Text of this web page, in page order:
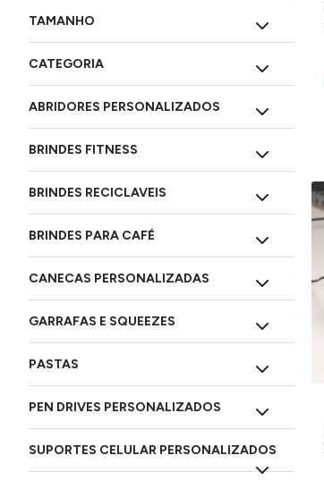
TAMANHO
CATEGORIA
ABRIDORES PERSONALIZADOS
BRINDES FITNESS
BRINDES RECICLAVEIS
BRINDES PARA CAFÉ
CANECAS PERSONALIZADAS
GARRAFAS E SQUEEZES
PASTAS
PEN DRIVES PERSONALIZADOS
SUPORTES CELULAR PERSONALIZADOS